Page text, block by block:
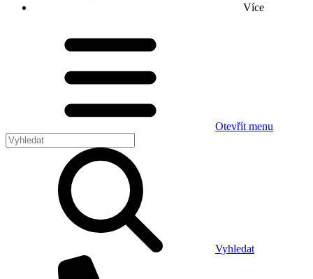
Více
Otevřít menu
Vyhledat